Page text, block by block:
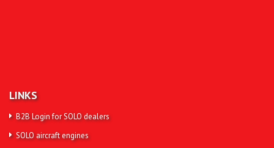
LINKS
B2B Login for SOLO dealers
SOLO aircraft engines